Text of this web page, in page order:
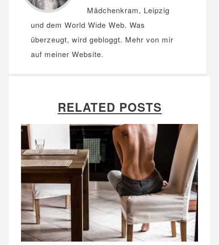
Mädchenkram, Leipzig
und dem World Wide Web. Was
überzeugt, wird gebloggt. Mehr von mir
auf meiner Website.
RELATED POSTS